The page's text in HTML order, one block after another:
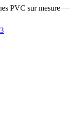
PVC sur mesure —